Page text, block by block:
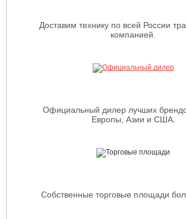
Доставим технику по всей России
компанией.
Официальный дилер лучших
Европы, Азии и США.
Собственные торговые площади